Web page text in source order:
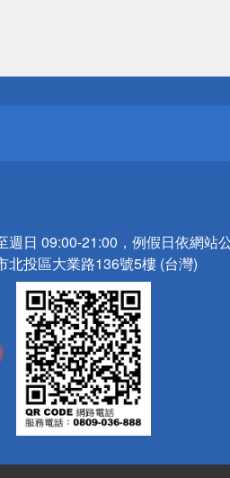
週日 09:00-21:00，例假日依網站
北投區大業路136號5樓 (台灣)